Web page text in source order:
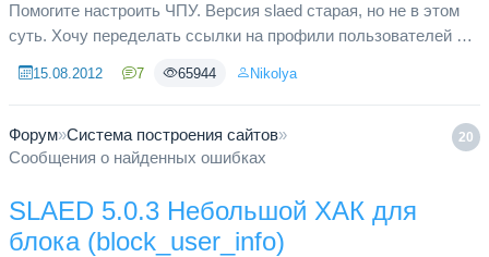
Помогите настроить ЧПУ. Версия slaed старая, но не в этом
суть. Хочу переделать ссылки на профили пользователей с
Nikolya.html В...
15.08.2012 7 65944 Nikolya
20
Форум»Система построения сайтов»
Сообщения о найденных ошибках
SLAED 5.0.3 Небольшой ХАК для
блока (block_user_info)